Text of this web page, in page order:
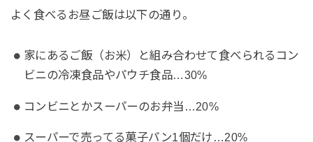
よく食べるお昼ご飯は以下の通り。
家にあるご飯（お米）と組み合わせて食べられるコン
ビニの冷凍食品やパウチ食品…30%
コンビニとかスーパーのお弁当…20%
スーパーで売ってる菓子パン1個だけ…20%